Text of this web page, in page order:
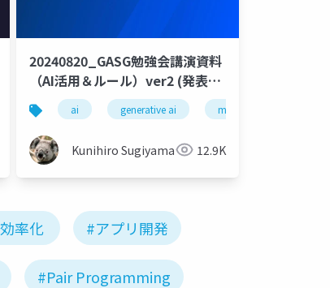
intelligence
learning deep learning artificial intelligence
20240820_GASG勉強会講演資料
（AI活用＆ルール）ver2 (発表)
(1)
ai generative ai machine learning
Kunihiro Sugiyama 12.9K
率化 #アプリ開発
#Pair Programming